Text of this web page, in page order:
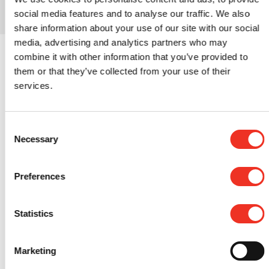
social media features and to analyse our traffic. We also
share information about your use of our site with our social
media, advertising and analytics partners who may
combine it with other information that you’ve provided to
them or that they’ve collected from your use of their
services.
Selection
Necessary
Preferences
Statistics
Marketing
egaliseren
vloerafwerking moeten de sleuven worden dichtgezet. Voor alle
Indien de dekvloer waar de ingeslepen vloerverwarming is